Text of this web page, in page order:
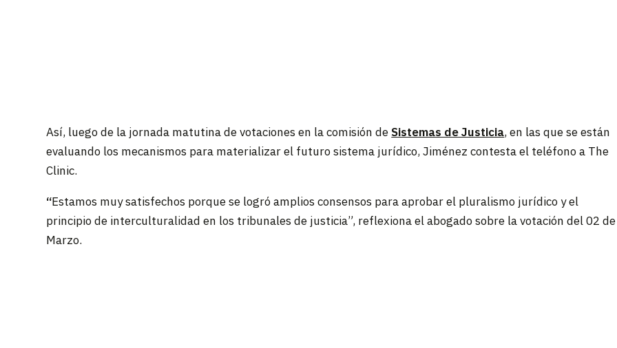
Así, luego de la jornada matutina de votaciones en la comisión deSistemas de Justicia, en las que se están
evaluando los mecanismos para materializar el futuro sistema jurídico, Jiménez contesta el teléfono a The
Clinic.
“Estamos muy satisfechos porque se logró amplios consensos para aprobar el pluralismo jurídico y el
principio de interculturalidad en los tribunales de justicia”, reflexiona el abogado sobre la votación del 02 de
Marzo.